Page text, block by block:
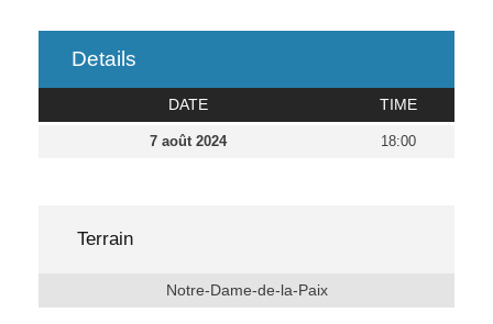
Details
DATE TIME
7 août 2024 18:00
Terrain
Notre-Dame-de-la-Paix